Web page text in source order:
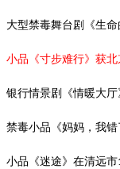
大型禁毒舞台剧《生命
小品《寸步难行》获北
银行情景剧《情暖大厅
禁毒小品《妈妈，我
小品《迷途》在清远市